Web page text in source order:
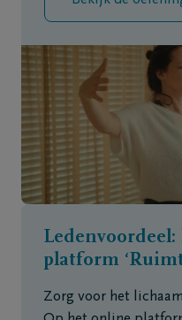
platform
Zorg voor het